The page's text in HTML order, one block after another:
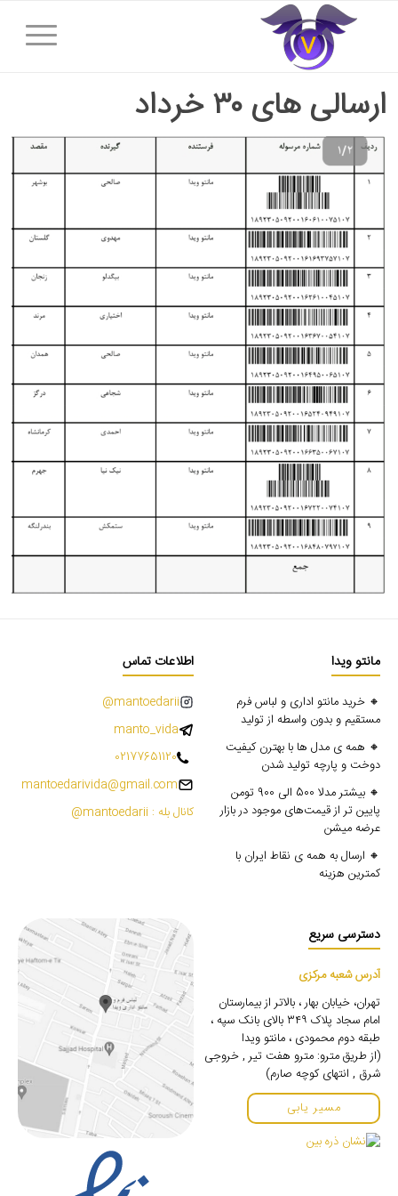
ارسالی های ۳۰ خرداد
مانتو ویدا
🔸 خرید مانتو اداری و لباس فرم
مستقیم و بدون واسطه از تولید
🔸 همه ی مدل ها با بهترن کیفیت
دوخت و پارچه تولید شدن
🔸 بیشتر مدلا 500 الی 900 تومن
پایین تر از قیمت‌های موجود در بازار
عرضه میشن
🔸 ارسال به همه ی نقاط ایران با
کمترین هزینه
اطلاعات تماس
mantoedarii@
manto_vida
02177651120
mantoedarivida@gmail.com
کانال بله : mantoedarii@
دسترسی سریع
آدرس شعبه مرکزی
تهران، خیابان بهار ، بالاتر از بیمارستان
امام سجاد پلاک ۳۴۹ بالای بانک سپه ،
طبقه دوم محمودی ، مانتو ویدا
(از طریق مترو: مترو هفت تیر , خروجی
شرق , انتهای کوچه صارم)
مسیر یابی